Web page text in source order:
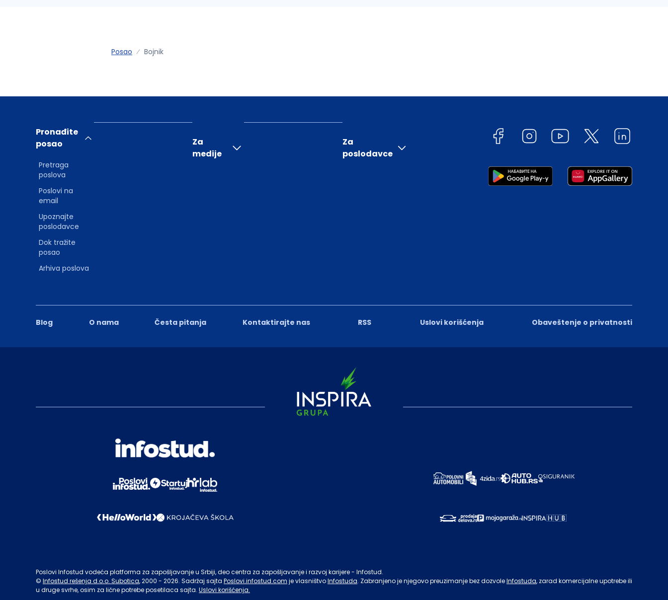
Posao Bojnik
Blog O nama Česta pitanja Kontaktirajte nas RSS Uslovi korišćenja Obaveštenje o privatnosti
Pronađite
posao
Pretraga
poslova
Poslovi na
email
Upoznajte
poslodavce
Dok tražite
posao
Arhiva poslova
Za
medije
Za
poslodavce
Poslovi Infostud vodeća platforma za zapošljavanje u Srbiji, deo centra za zapošljavanje i razvoj karijere - Infostud.
© Infostud rešenja d.o.o. Subotica, 2000 - 2026. Sadržaj sajta Poslovi.infostud.com je vlasništvoInfostuda. Zabranjeno je njegovo preuzimanje bez dozvoleInfostuda, zarad komercijalne upotrebe ili
u druge svrhe, osim za lične potrebe posetilaca sajta. Uslovi korišćenja.